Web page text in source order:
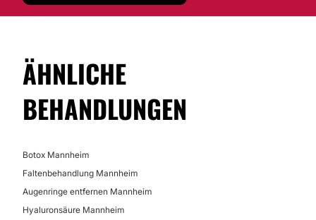
Aknebehandlung
ÄHNLICHE
BEHANDLUNGEN
Botox Mannheim
Faltenbehandlung Mannheim
Augenringe entfernen Mannheim
Hyaluronsäure Mannheim